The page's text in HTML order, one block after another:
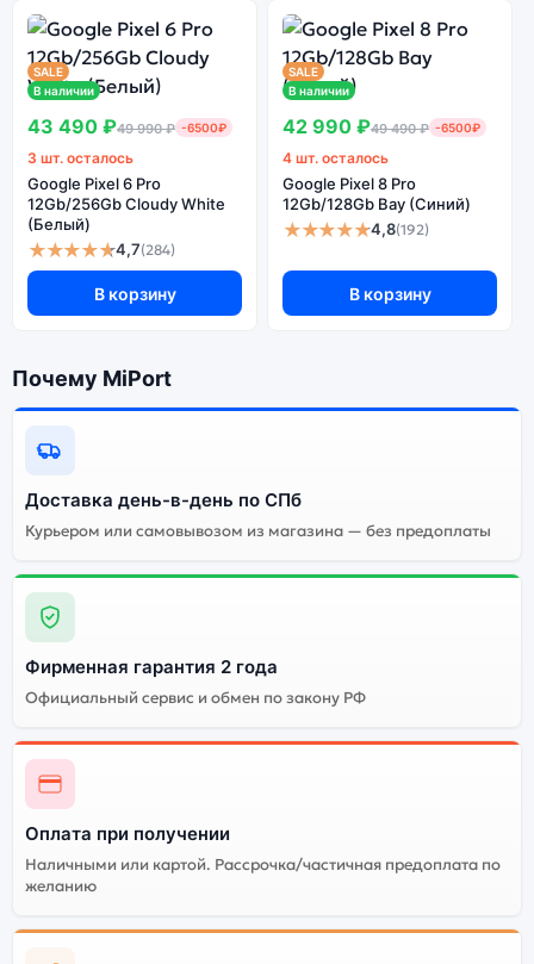
Ознакомиться с детальными характеристиками
Google Pixel 7 Pro 12Gb/512Gb Snow (Белый) можно
ниже, в разделе «Характеристики». Если выбранной
конфигурации нет в наличии — оформите заказ на
сайте, и мы привезём её в кратчайшие сроки.
Доступна экспресс-доставка по Санкт-Петербургу и
самовывоз.
Почему стоит купить смартфон
Google Pixel 7 Pro 12Gb/512Gb Snow
(Белый):
аккумулятор
цветов и моделей
Стоимость смартфона
смартфона Google Pixel 7 Pro 12Gb/512Gb Snow
(Белый). Мы рекомендуем выбирать глобальной
версию — она полностью адаптирована и
поддерживает все сервисы. Китайская версия может
стоить дешевле, но корректная работа сервисов не
гарантируется.
SALE
В наличии
43 490 ₽49 990 ₽ -6500₽
3 шт. осталось
Google Pixel 6 Pro
12Gb/256Gb Cloudy White
(Белый)
★★★★★4,7(284)
В корзину
SALE
В наличии
42 990 ₽49 490 ₽ -6500₽
4 шт. осталось
Google Pixel 8 Pro
12Gb/128Gb Bay (Синий)
★★★★★4,8(192)
В корзину
Почему MiPort
Доставка день-в-день по СПб
Курьером или самовывозом из магазина — без предоплаты
Фирменная гарантия 2 года
Официальный сервис и обмен по закону РФ
Оплата при получении
Наличными или картой. Рассрочка/частичная предоплата по
желанию